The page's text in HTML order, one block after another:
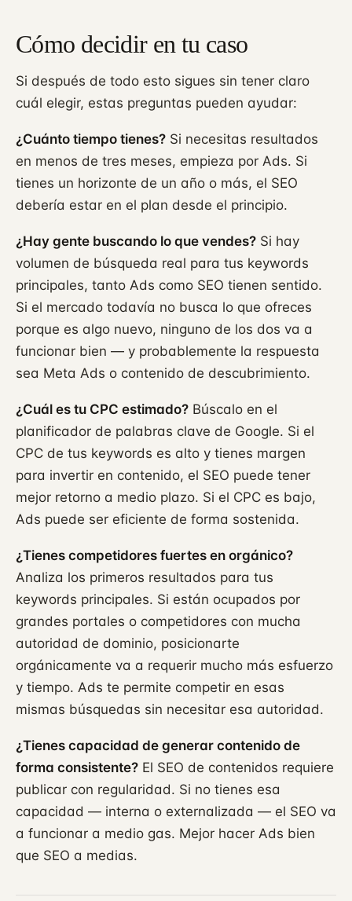
Cómo decidir en tu caso
Si después de todo esto sigues sin tener claro
cuál elegir, estas preguntas pueden ayudar:
¿Cuánto tiempo tienes? Si necesitas resultados
en menos de tres meses, empieza por Ads. Si
tienes un horizonte de un año o más, el SEO
debería estar en el plan desde el principio.
¿Hay gente buscando lo que vendes? Si hay
volumen de búsqueda real para tus keywords
principales, tanto Ads como SEO tienen sentido.
Si el mercado todavía no busca lo que ofreces
porque es algo nuevo, ninguno de los dos va a
funcionar bien — y probablemente la respuesta
sea Meta Ads o contenido de descubrimiento.
¿Cuál es tu CPC estimado? Búscalo en el
planificador de palabras clave de Google. Si el
CPC de tus keywords es alto y tienes margen
para invertir en contenido, el SEO puede tener
mejor retorno a medio plazo. Si el CPC es bajo,
Ads puede ser eficiente de forma sostenida.
¿Tienes competidores fuertes en orgánico?
Analiza los primeros resultados para tus
keywords principales. Si están ocupados por
grandes portales o competidores con mucha
autoridad de dominio, posicionarte
orgánicamente va a requerir mucho más esfuerzo
y tiempo. Ads te permite competir en esas
mismas búsquedas sin necesitar esa autoridad.
¿Tienes capacidad de generar contenido de
forma consistente? El SEO de contenidos requiere
publicar con regularidad. Si no tienes esa
capacidad — interna o externalizada — el SEO va
a funcionar a medio gas. Mejor hacer Ads bien
que SEO a medias.